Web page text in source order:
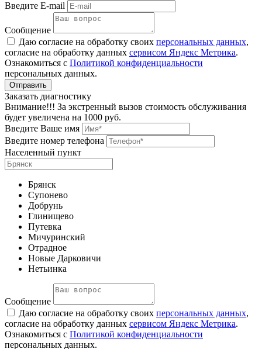
Введите E-mail
Сообщение
Даю согласие на обработку своих персональных данных,
согласие на обработку данных сервисом Яндекс Метрика.
Ознакомиться с Политикой конфиденциальности
персональных данных.
Заказать диагностику
Внимание!!! За экстренный вызов стоимость обслуживания
будет увеличена на 1000 руб.
Введите Ваше имя
Введите номер телефона
Населенный пункт
Брянск
Супонево
Добрунь
Глинищево
Путевка
Мичуринский
Отрадное
Новые Дарковичи
Нетьинка
Сообщение
Даю согласие на обработку своих персональных данных,
согласие на обработку данных сервисом Яндекс Метрика.
Ознакомиться с Политикой конфиденциальности
персональных данных.